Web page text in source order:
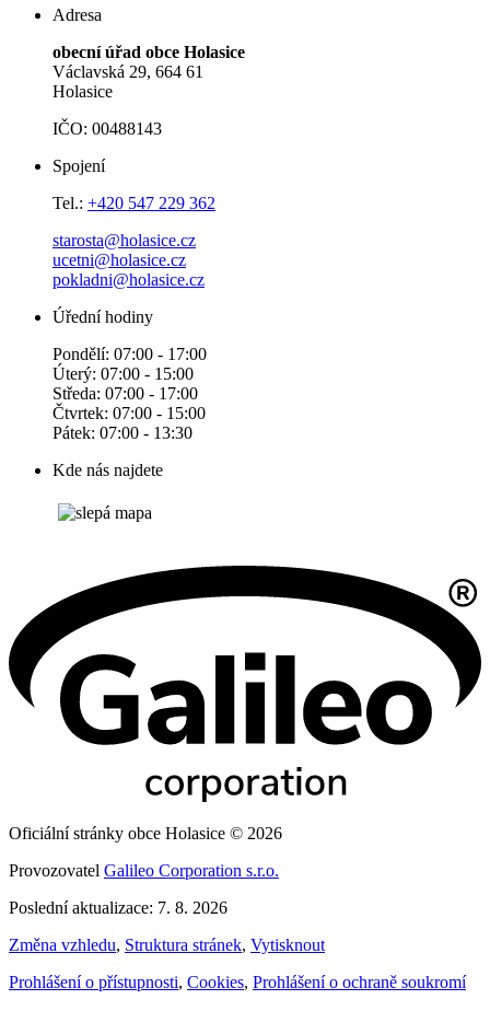
Adresa
obecní úřad obce Holasice
Václavská 29, 664 61
Holasice
IČO: 00488143
Spojení
Tel.: +420 547 229 362
starosta@holasice.cz
ucetni@holasice.cz
pokladni@holasice.cz
Úřední hodiny
Pondělí: 07:00 - 17:00
Úterý: 07:00 - 15:00
Středa: 07:00 - 17:00
Čtvrtek: 07:00 - 15:00
Pátek: 07:00 - 13:30
Kde nás najdete
Oficiální stránky obce Holasice © 2026
Provozovatel Galileo Corporation s.r.o.
Poslední aktualizace: 7. 8. 2026
Změna vzhledu, Struktura stránek, Vytisknout
Prohlášení o přístupnosti, Cookies, Prohlášení o ochraně soukromí